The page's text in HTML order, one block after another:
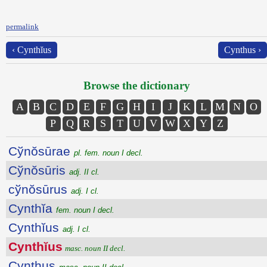
permalink
‹ Cynthĭus Cynthus ›
Browse the dictionary
A B C D E F G H I J K L M N
O
P
Q R S T U V W X Y Z
Cўnŏsūrae pl. fem. noun I decl.
Cўnŏsūris adj. II cl.
cўnŏsūrus adj. I cl.
Cynthĭa fem. noun I decl.
Cynthĭus adj. I cl.
Cynthĭus masc. noun II decl.